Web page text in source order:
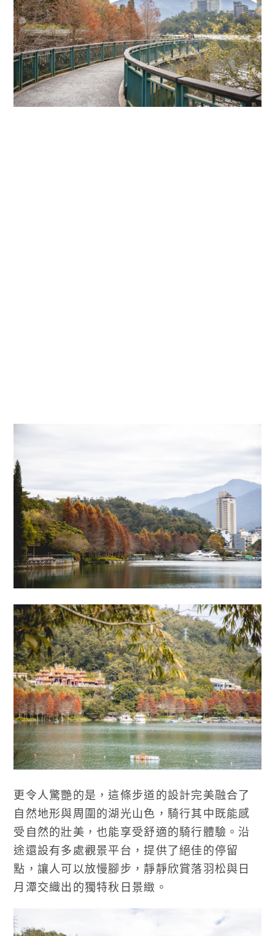
更令人驚艷的是，這條步道的設計完美融合了
自然地形與周圍的湖光山色，騎行其中既能感
受自然的壯美，也能享受舒適的騎行體驗。沿
途還設有多處觀景平台，提供了絕佳的停留
點，讓人可以放慢腳步，靜靜欣賞落羽松與日
月潭交織出的獨特秋日景緻。